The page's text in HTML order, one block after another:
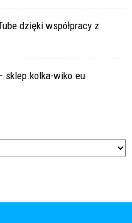
dzięki współpracy z
sklep.kolka-wiko.eu